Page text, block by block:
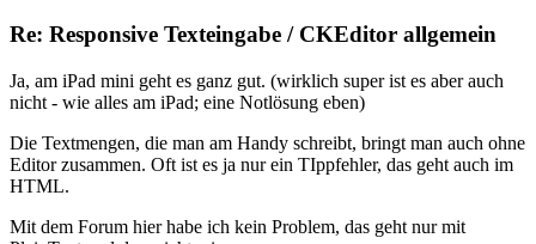
Re: Responsive Texteingabe / CKEditor allgemein
Ja, am iPad mini geht es ganz gut. (wirklich super ist es aber auch
nicht - wie alles am iPad; eine Notlösung eben)
Die Textmengen, die man am Handy schreibt, bringt man auch ohne
Editor zusammen. Oft ist es ja nur ein TIppfehler, das geht auch im
HTML.
Mit dem Forum hier habe ich kein Problem, das geht nur mit